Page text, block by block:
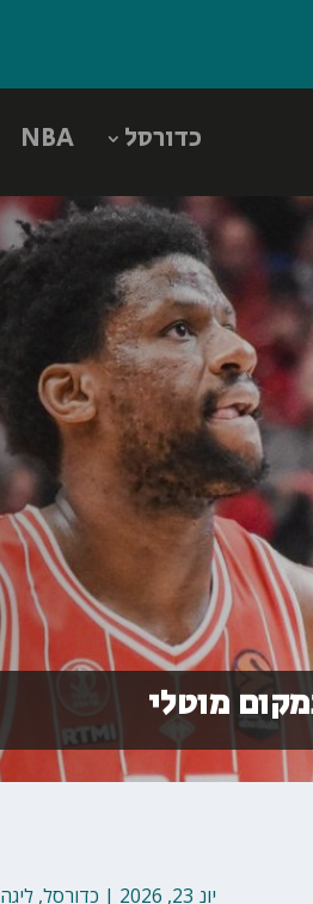
כדורסל NBA
מוטלי
יונ 23, 2026 | כדורסל,ליגה